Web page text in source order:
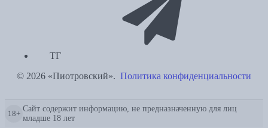
ТГ
© 2026 «Пиотровский». Политика конфиденциальности
18+
Сайт содержит информацию, не предназначенную для лиц
младше 18 лет